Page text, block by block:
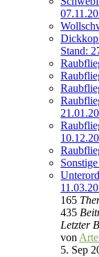
Stand:
165
435
Letzter
von
5. Sep